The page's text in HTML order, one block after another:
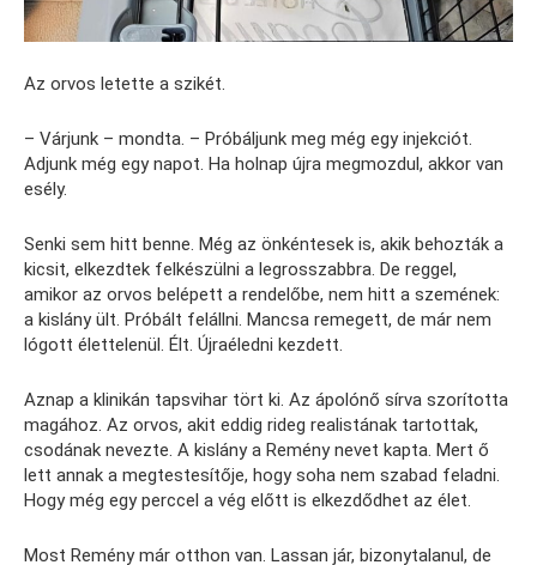
Az orvos letette a szikét.
– Várjunk – mondta. – Próbáljunk meg még egy injekciót.
Adjunk még egy napot. Ha holnap újra megmozdul, akkor van
esély.
Senki sem hitt benne. Még az önkéntesek is, akik behozták a
kicsit, elkezdtek felkészülni a legrosszabbra. De reggel,
amikor az orvos belépett a rendelőbe, nem hitt a szemének:
a kislány ült. Próbált felállni. Mancsa remegett, de már nem
lógott élettelenül. Élt. Újraéledni kezdett.
Aznap a klinikán tapsvihar tört ki. Az ápolónő sírva szorította
magához. Az orvos, akit eddig rideg realistának tartottak,
csodának nevezte. A kislány a Remény nevet kapta. Mert ő
lett annak a megtestesítője, hogy soha nem szabad feladni.
Hogy még egy perccel a vég előtt is elkezdődhet az élet.
Most Remény már otthon van. Lassan jár, bizonytalanul, de